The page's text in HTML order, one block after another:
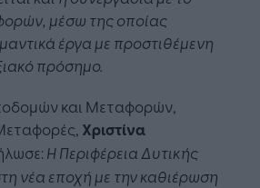
μέσω της οποίας
έργα με προστιθέμενη
πρόσημο.
και Μεταφορών,
Χριστίνα
Η Περιφέρεια Δυτικής
νέα εποχή με την καθιέρωση